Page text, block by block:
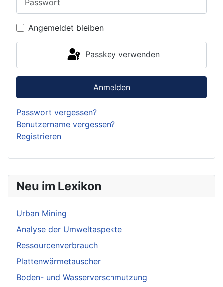
Neu im Lexikon
Urban Mining
Analyse der Umweltaspekte
Ressourcenverbrauch
Plattenwärmetauscher
Boden- und Wasserverschmutzung
Angemeldet bleiben
Passkey verwenden
Anmelden
Passwort vergessen?
Benutzername vergessen?
Registrieren